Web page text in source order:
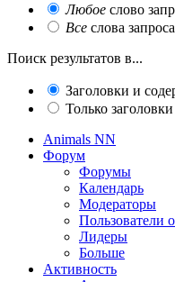
Любое слово
Все слова запроса
Поиск результатов в...
Заголовки и
Только
Animals NN
Форум
Форумы
Календарь
Модераторы
Пользователи
Лидеры
Больше
Активность